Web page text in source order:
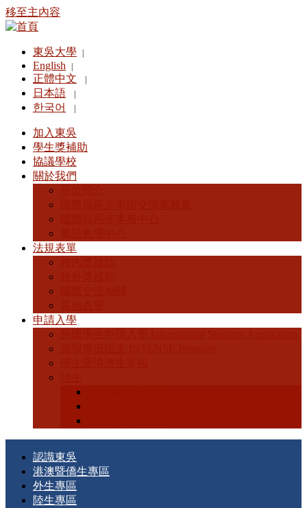
移至主內容
東吳大學
English
正體中文
日本語
한국어
加入東吳
學生獎補助
協議學校
關於我們
法規表單
申請入學
認識東吳
港澳暨僑生專區
外生專區
陸生專區